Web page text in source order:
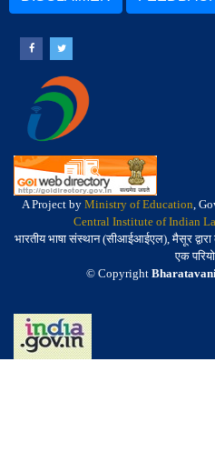
A Project by Ministry of Education,
Central Institute of Indian
भारतीय भाषा संस्थान (सीआईआईएल), मैसूर द्वारा
एक
© Copyright